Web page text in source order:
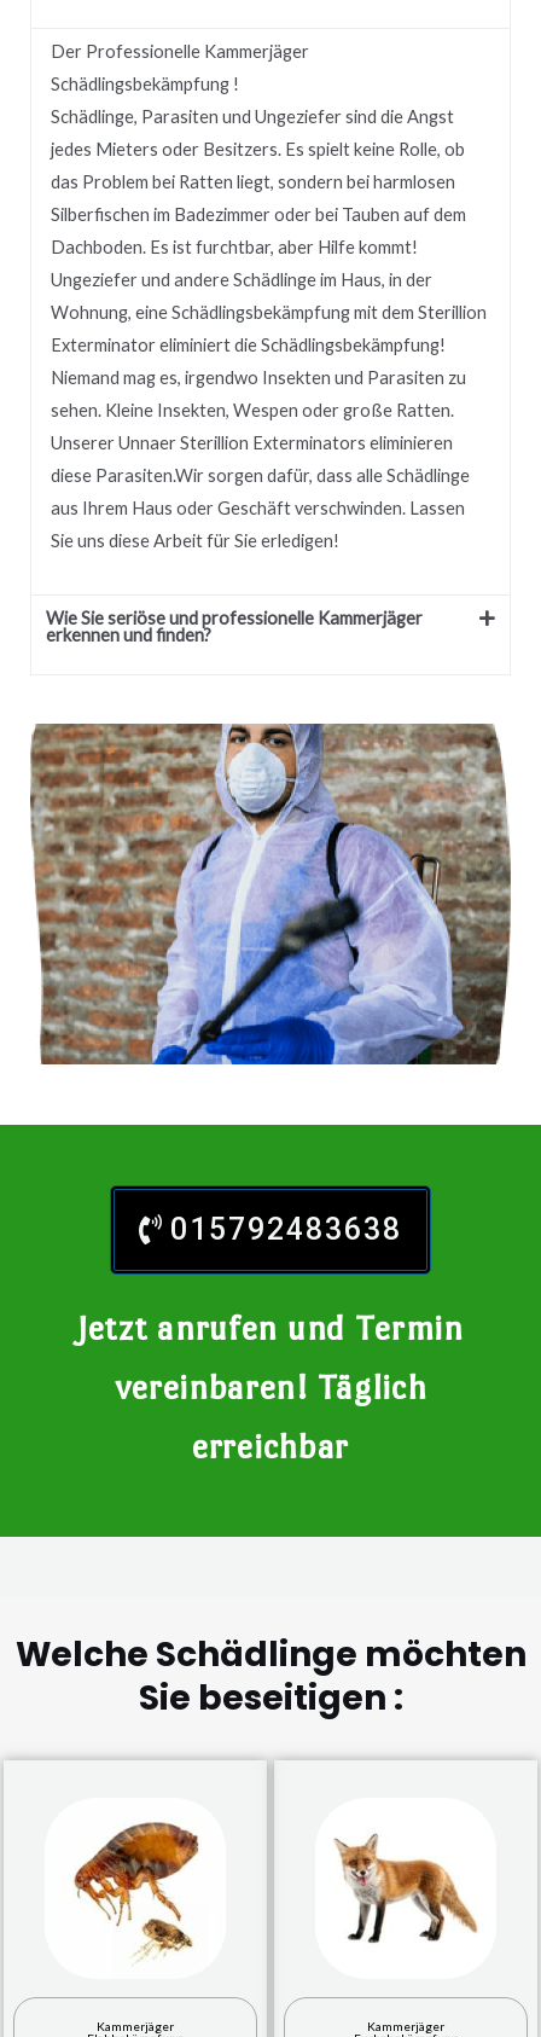
Der Professionelle Kammerjäger
Schädlingsbekämpfung !
Schädlinge, Parasiten und Ungeziefer sind die Angst
jedes Mieters oder Besitzers. Es spielt keine Rolle, ob
das Problem bei Ratten liegt, sondern bei harmlosen
Silberfischen im Badezimmer oder bei Tauben auf dem
Dachboden. Es ist furchtbar, aber Hilfe kommt!
Ungeziefer und andere Schädlinge im Haus, in der
Wohnung, eine Schädlingsbekämpfung mit dem Sterillion
Exterminator eliminiert die Schädlingsbekämpfung!
Niemand mag es, irgendwo Insekten und Parasiten zu
sehen. Kleine Insekten, Wespen oder große Ratten.
UnsererUnnaerSterillion Exterminators eliminieren
diese Parasiten.Wir sorgen dafür, dass alle Schädlinge
aus Ihrem Haus oder Geschäft verschwinden. Lassen
Sie uns diese Arbeit für Sie erledigen!
Wie Sie seriöse und professionelle Kammerjäger
erkennen und finden?
015792483638
Jetzt anrufen und Termin
vereinbaren! Täglich
erreichbar
Welche Schädlinge möchten
Sie beseitigen :
Kammerjäger
Kammerjäger